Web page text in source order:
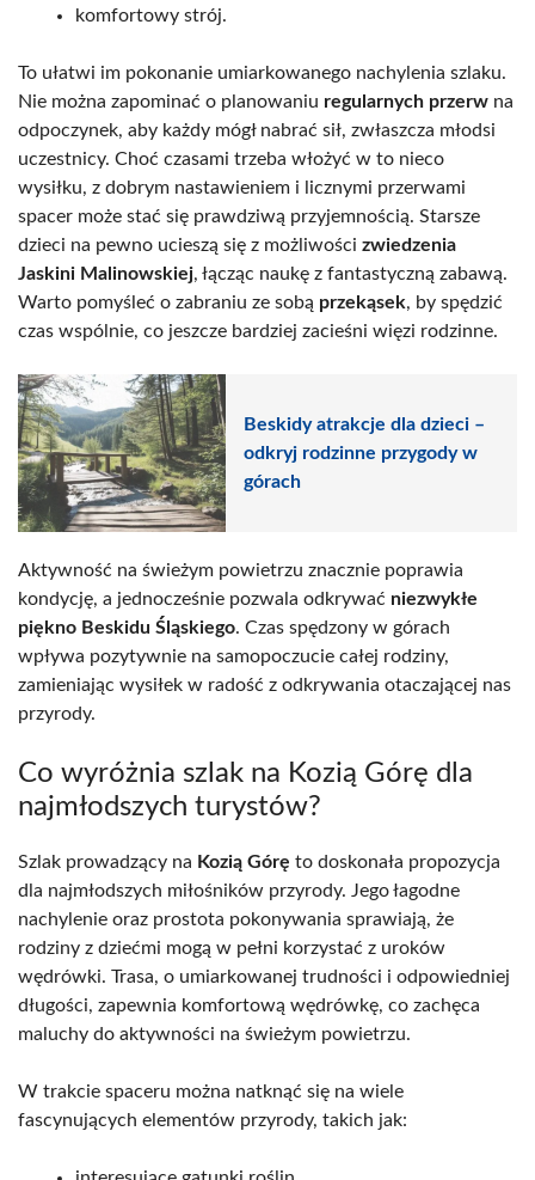
komfortowy strój.
To ułatwi im pokonanie umiarkowanego nachylenia szlaku.
Nie można zapominać o planowaniu regularnych przerw na
odpoczynek, aby każdy mógł nabrać sił, zwłaszcza młodsi
uczestnicy. Choć czasami trzeba włożyć w to nieco
wysiłku, z dobrym nastawieniem i licznymi przerwami
spacer może stać się prawdziwą przyjemnością. Starsze
dzieci na pewno ucieszą się z możliwości zwiedzenia
Jaskini Malinowskiej, łącząc naukę z fantastyczną zabawą.
Warto pomyśleć o zabraniu ze sobą przekąsek, by spędzić
czas wspólnie, co jeszcze bardziej zacieśni więzi rodzinne.
Beskidy atrakcje dla dzieci –
odkryj rodzinne przygody w
górach
Aktywność na świeżym powietrzu znacznie poprawia
kondycję, a jednocześnie pozwala odkrywać niezwykłe
piękno Beskidu Śląskiego. Czas spędzony w górach
wpływa pozytywnie na samopoczucie całej rodziny,
zamieniając wysiłek w radość z odkrywania otaczającej nas
przyrody.
Co wyróżnia szlak na Kozią Górę dla
najmłodszych turystów?
Szlak prowadzący na Kozią Górę to doskonała propozycja
dla najmłodszych miłośników przyrody. Jego łagodne
nachylenie oraz prostota pokonywania sprawiają, że
rodziny z dziećmi mogą w pełni korzystać z uroków
wędrówki. Trasa, o umiarkowanej trudności i odpowiedniej
długości, zapewnia komfortową wędrówkę, co zachęca
maluchy do aktywności na świeżym powietrzu.
W trakcie spaceru można natknąć się na wiele
fascynujących elementów przyrody, takich jak: